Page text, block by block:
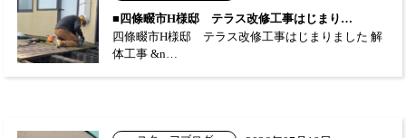
■四條畷市H様邸 テラス改修工事はじまり…
四條畷市H様邸 テラス改修工事はじまりました 解
体工事 &n…